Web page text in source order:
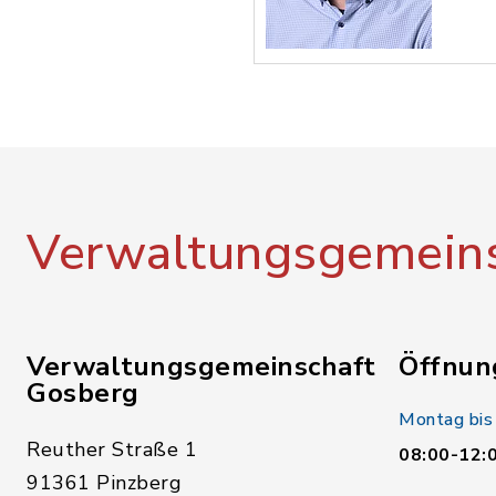
Verwaltungsgemeinschaft
Gosberg
Reuther Straße 1
91361 Pinzberg
Montag
08:00-